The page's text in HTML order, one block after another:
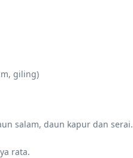
giling)
salam, daun kapur dan serai.
rata.